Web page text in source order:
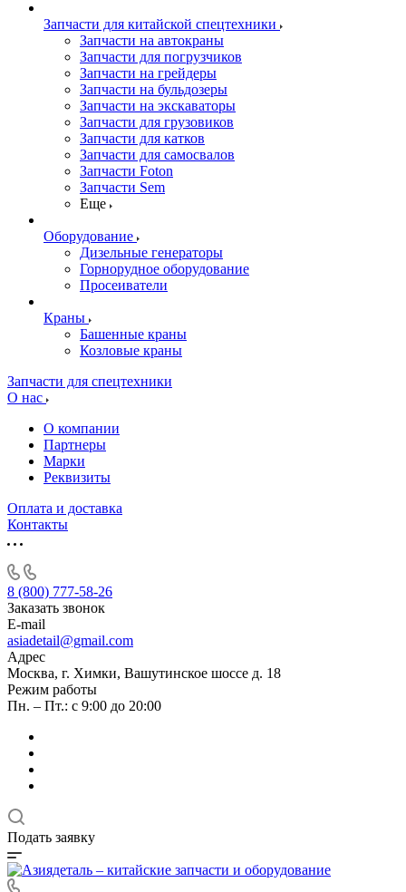
Запчасти для китайской спецтехники
Запчасти на автокраны
Запчасти для погрузчиков
Запчасти на грейдеры
Запчасти на бульдозеры
Запчасти на экскаваторы
Запчасти для грузовиков
Запчасти для катков
Запчасти для самосвалов
Запчасти Foton
Запчасти Sem
Еще
Оборудование
Дизельные генераторы
Горнорудное оборудование
Просеиватели
Краны
Башенные краны
Козловые краны
Запчасти для спецтехники
О нас
О компании
Партнеры
Марки
Реквизиты
Оплата и доставка
Контакты
8 (800) 777-58-26
Заказать звонок
E-mail
asiadetail@gmail.com
Адрес
Москва, г. Химки, Вашутинское шоссе д. 18
Режим работы
Пн. – Пт.: с 9:00 до 20:00
Подать заявку